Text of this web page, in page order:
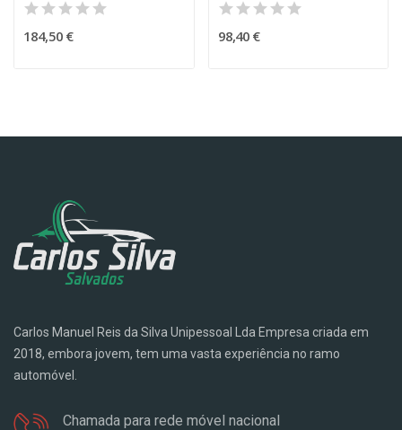
184,50 € 98,40 €
Carlos Manuel Reis da Silva Unipessoal Lda Empresa criada em
2018, embora jovem, tem uma vasta experiência no ramo
automóvel.
Chamada para rede móvel nacional